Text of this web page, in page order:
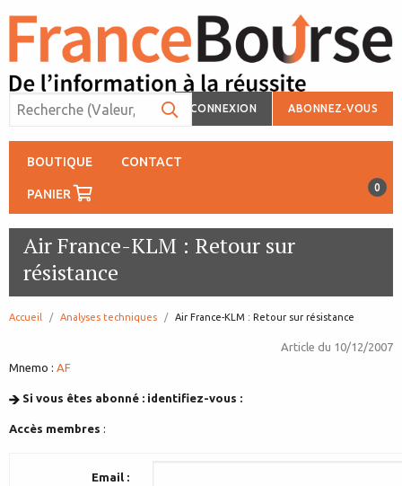
CONNEXION ABONNEZ-VOUS
BOUTIQUE CONTACT
PANIER 0
Air France-KLM : Retour sur
résistance
Accueil Analyses techniques page:
Air France-KLM : Retour sur résistance
Article du 10/12/2007
Mnemo : AF
Si vous êtes abonné : identifiez-vous :
Accès membres :
Email :